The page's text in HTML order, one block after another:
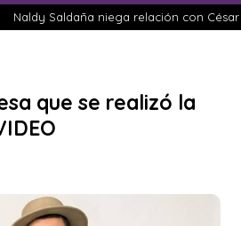
Naldy Saldaña niega relación con
que se realizó la